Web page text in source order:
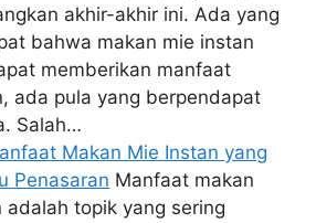
akhir-akhir ini. Ada yang
bahwa makan mie instan
memberikan manfaat
ada pula yang berpendapat
Salah…
Makan Mie Instan yang
Penasaran Manfaat makan
adalah topik yang sering